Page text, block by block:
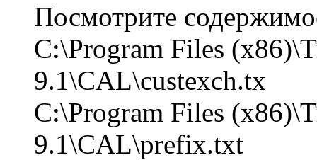
Посмотрите
C:\Program Files
9.1\CAL\custexch.tx
C:\Program Files
9.1\CAL\prefix.txt